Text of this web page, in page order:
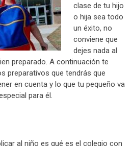
clase de tu hijo
o hija sea todo
un éxito, no
conviene que
dejes nada al
preparado. A continuación te
preparativos que tendrás que
en cuenta y lo que tu pequeño va
para él.
al niño es qué es el colegio con